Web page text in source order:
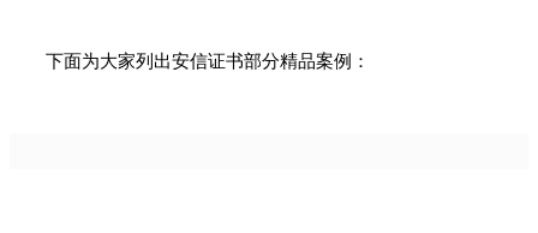
下面为大家列出安信证书部分精品案例：